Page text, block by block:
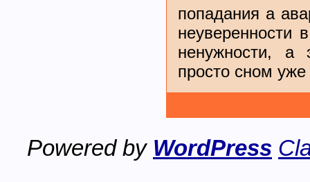
попадания а
неуверенности
ненужности, а
просто сном
Powered by WordPress